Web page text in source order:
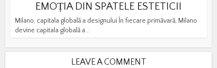
EMOȚIA DIN SPATELE ESTETICII
Milano, capitala globală a designului În fiecare primăvară, Milano
devine capitala globală a...
LEAVE A COMMENT